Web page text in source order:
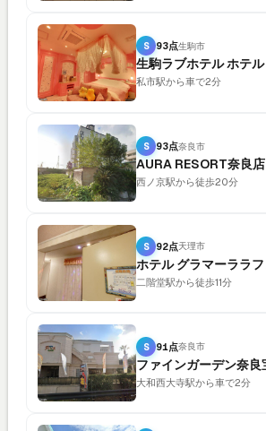
S 93点生駒市
生駒ラブホテル ホテル
私市駅から車で2分
S 93点奈良市
AURA RESORT奈良店
西ノ京駅から徒歩20分
S 92点天理市
ホテル グラマーララ
二階堂駅から徒歩11分
S 91点奈良市
ファインガーデン奈良
大和西大寺駅から車で2分